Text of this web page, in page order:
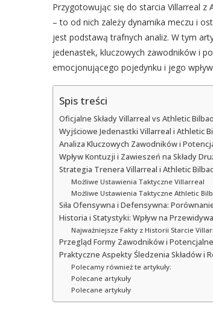
Przygotowując się do starcia Villarreal z
– to od nich zależy dynamika meczu i
jest podstawą trafnych analiz. W tym
jedenastek, kluczowych zawodników i
emocjonującego pojedynku i jego
Spis treści
Oficjalne Składy Villarreal vs Athletic
Wyjściowe Jedenastki Villarreal i Athletic
Analiza Kluczowych Zawodników i
Wpływ Kontuzji i Zawieszeń na Składy
Strategia Trenera Villarreal i Athletic
Możliwe Ustawienia Taktyczne Villarreal
Możliwe Ustawienia Taktyczne Athletic
Siła Ofensywna i Defensywna:
Historia i Statystyki: Wpływ na
Najważniejsze Fakty z Historii Starcie
Przegląd Formy Zawodników i
Praktyczne Aspekty Śledzenia Składów i
Polecamy również te artykuły:
Polecane artykuły
Polecane artykuły